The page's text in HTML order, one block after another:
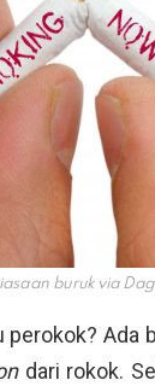
buruk via
perokok? Ada
dari rokok.